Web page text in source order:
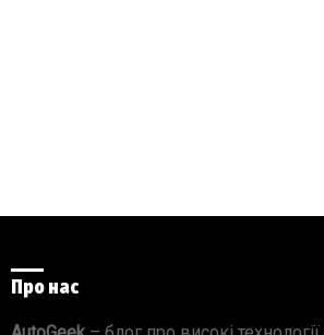
Про нас